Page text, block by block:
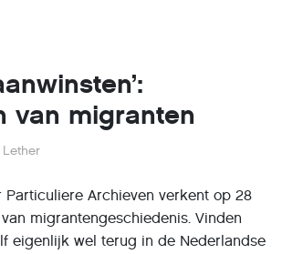
van migranten
Lether
Particuliere Archieven verkent op 28
migrantengeschiedenis. Vinden
eigenlijk wel terug in de Nederlandse